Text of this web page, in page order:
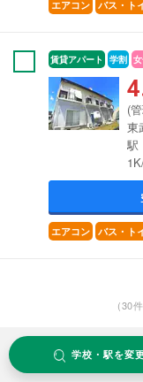
エアコン バス・ト
賃貸アパート 学割
(
東
駅
エアコン バス・ト
(30
学校・駅を変